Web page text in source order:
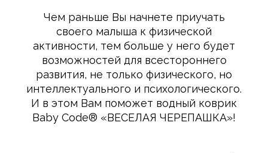
Чем раньше Вы начнете приучать
своего малыша к физической
активности, тем больше у него будет
возможностей для всестороннего
развития, не только физического, но
интеллектуального и психологического.
И в этом Вам поможет водный коврик
Baby Сode® «ВЕСЕЛАЯ ЧЕРЕПАШКА»!